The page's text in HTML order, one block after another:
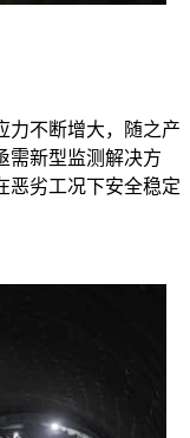
力不断增大，随之产
需新型监测解决方
恶劣工况下安全稳定